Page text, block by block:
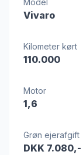
Model
Vivaro
Kilometer kørt
110.000
Motor
1,6
Grøn ejerafgift
DKK 7.080,-